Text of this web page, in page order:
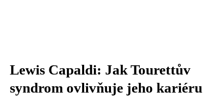
Lewis Capaldi: Jak Tourettův
syndrom ovlivňuje jeho kariéru